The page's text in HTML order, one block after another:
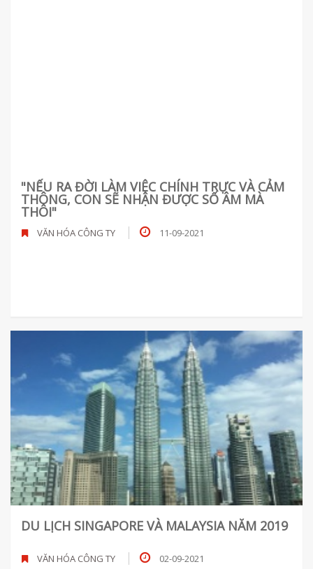
"NẾU RA ĐỜI LÀM VIỆC CHÍNH TRỰC VÀ CẢM
THÔNG, CON SẼ NHẬN ĐƯỢC SỐ ÂM MÀ
THÔI"
VĂN HÓA CÔNG TY 11-09-2021
DU LỊCH SINGAPORE VÀ MALAYSIA NĂM 2019
VĂN HÓA CÔNG TY 02-09-2021